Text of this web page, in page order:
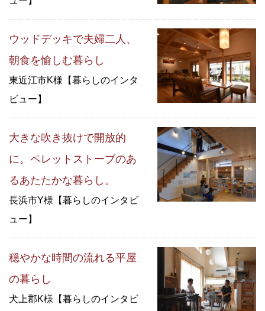
ウッドデッキで夫婦二人、
朝食を愉しむ暮らし
東近江市K様【暮らしのインタ
ビュー】
大きな吹き抜けで開放的
に。ペレットストーブのあ
るあたたかな暮らし。
長浜市Y様【暮らしのインタビ
ュー】
穏やかな時間の流れる平屋
の暮らし
犬上郡K様【暮らしのインタビ